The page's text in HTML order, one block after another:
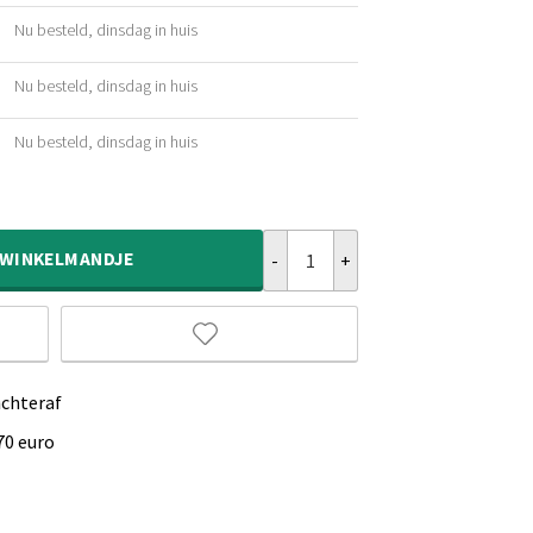
Nu besteld, dinsdag in huis
Nu besteld, dinsdag in huis
Nu besteld, dinsdag in huis
WINKELMANDJE
euro